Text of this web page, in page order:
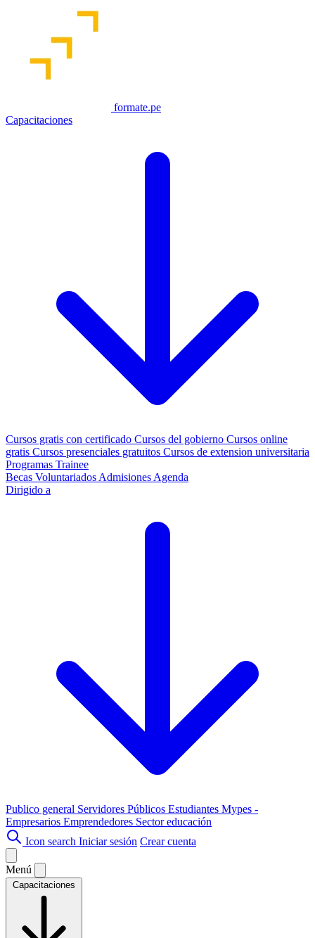
formate.pe
Capacitaciones
Cursos gratis con certificado Cursos del gobierno Cursos online
gratis Cursos presenciales gratuitos Cursos de extension universitaria
Programas Trainee
Becas Voluntariados Admisiones Agenda
Dirigido a
Publico general Servidores Públicos Estudiantes Mypes -
Empresarios Emprendedores Sector educación
Icon search Iniciar sesión Crear cuenta
Menú
Capacitaciones